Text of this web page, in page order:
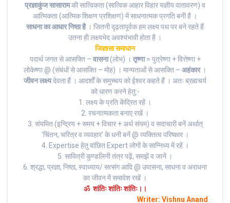
प्रज्ञाकुंज सासारामकी सात्विकता (सात्विक आहार विहार यज्ञीय वातावरण) व
आत्मिकता (आत्मिक शिक्षण प्रशिक्षण) में साधनात्मक प्रगति बनी है ।
साधना का आधार निष्ठा है। जितनी दृढ़तापूर्वक हम लक्ष्य पथ पर बने रहते हैं
उतना ही लक्ष्यभेद अवश्यंभावी होता है ।
जिज्ञासा समाधान
पदार्थ जगत से आसक्ति – वासना(लोभ) । तृष्णा= पुत्रेष्णा + वित्तेष्णा +
लोकेष्णा @ (संबंधों से आसक्ति – मोह) । मान्यताओं से आसक्ति – अहंकार।
जीवन लक्ष्यदेवता हैं । आदर्शों के समुच्चय को ईश्वर कहते हैं । अतः ब्रह्मचर्य
को धारण करने हेतु:-
1. लक्ष्य के प्रति केंद्रित रहें ।
2. रचनात्मकता बनाए रखें ।
3. संयमित (इन्द्रिय + समय + विचार + अर्थ संयम) व सदाचारी बनें अर्थात्
‘चिंतन, चरित्र व व्यवहार’ के धनी बनें @ व्यक्तित्व परिष्कार ।
4. Expertise हेतु वांछित Expert लोगों के सान्निध्य में रहें ।
5. सावित्री कुण्डलिनी तंत्र पढ़ें, समझें व जानें ।
6. श्रद्धा, प्रज्ञा, निष्ठा, स्वाध्याय/ सत्संग आदि @ उपासना, साधना व अराधना
का जीवन में समावेश रखें ।
ॐ शांतिः शांतिः शांतिः।।
Writer: Vishnu Anand